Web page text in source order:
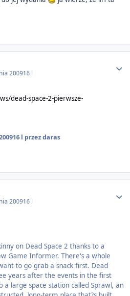
200916 l
dead-space-2-pierwsze-
16 l przez daras
200916 l
on Dead Space 2 thanks to a
Game Informer. There's a whole
to go grab a snack first. Dead
years after the events in the first
a large space station called Sprawl, an